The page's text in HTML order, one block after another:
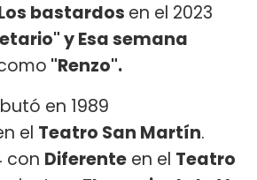
bastardos en el 2023
y Esa semana
"Renzo".
en 1989
el Teatro San Martín.
con Diferente en el Teatro